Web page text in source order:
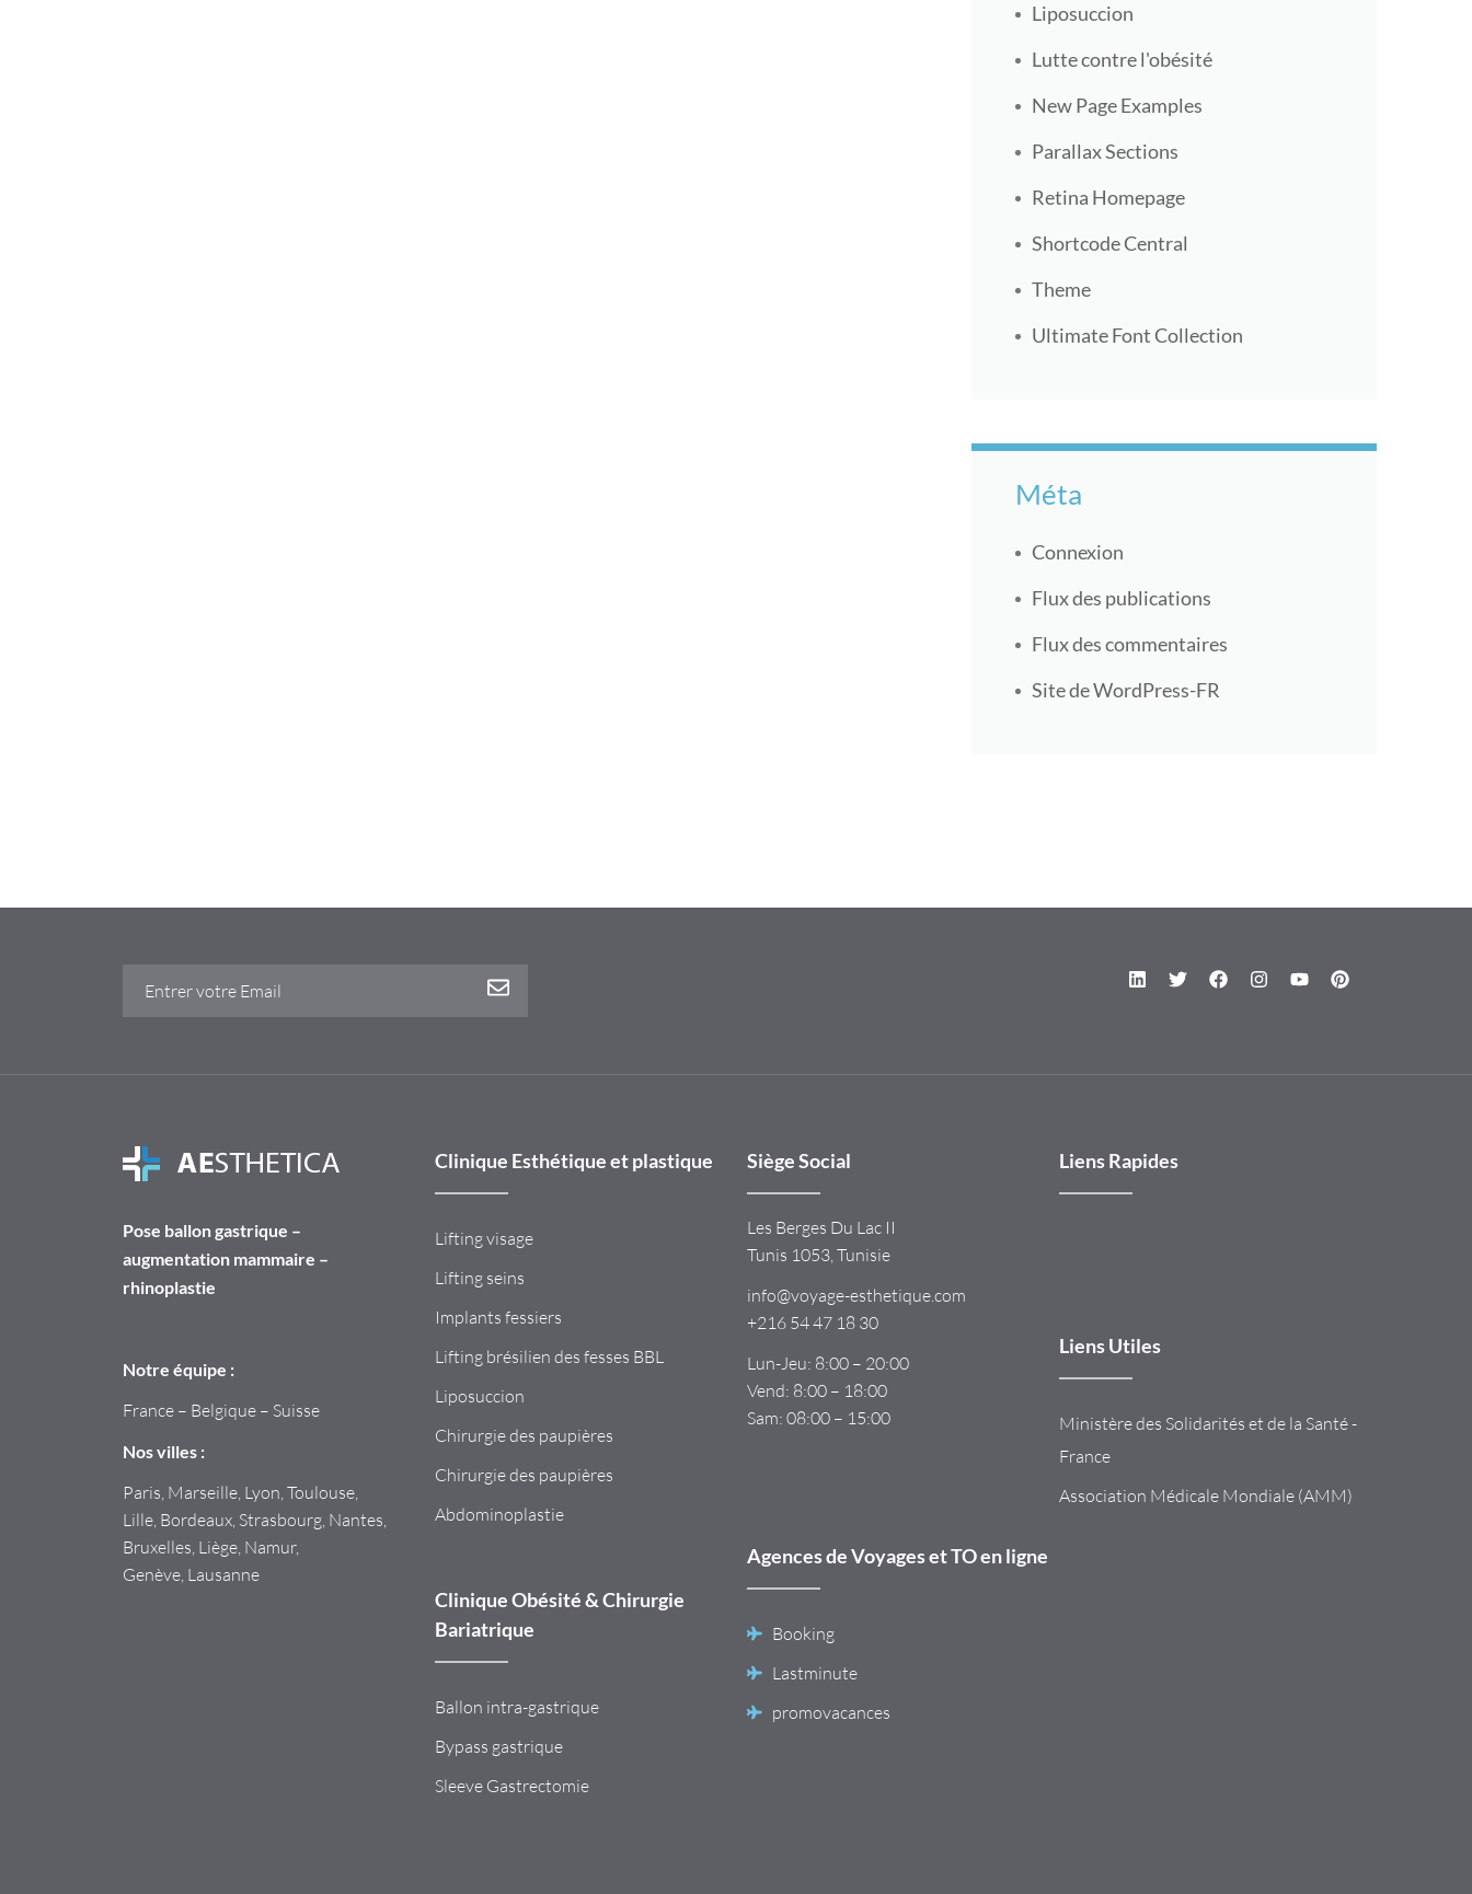
Liposuccion
Lutte contre l'obésité
New Page Examples
Parallax Sections
Retina Homepage
Shortcode Central
Theme
Ultimate Font Collection
Méta
Connexion
Flux des publications
Flux des commentaires
Site de WordPress-FR
Pose ballon gastrique –
augmentation mammaire –
rhinoplastie
Notre équipe :
France – Belgique – Suisse
Nos villes :
Paris, Marseille, Lyon, Toulouse,
Lille, Bordeaux, Strasbourg, Nantes,
Bruxelles, Liège, Namur,
Genève, Lausanne
Clinique Esthétique et plastique
Lifting visage
Lifting seins
Implants fessiers
Lifting brésilien des fesses BBL
Liposuccion
Chirurgie des paupières
Chirurgie des paupières
Abdominoplastie
Clinique Obésité & Chirurgie
Bariatrique
Ballon intra-gastrique
Bypass gastrique
Sleeve Gastrectomie
Siège Social
Les Berges Du Lac II
Tunis 1053, Tunisie
info@voyage-esthetique.com
+216 54 47 18 30
Lun-Jeu: 8:00 – 20:00
Vend: 8:00 – 18:00
Sam: 08:00 – 15:00
Agences de Voyages et TO en ligne
Booking
Lastminute
promovacances
Liens Rapides
Liens Utiles
Ministère des Solidarités et de la Santé -
France
Association Médicale Mondiale (AMM)